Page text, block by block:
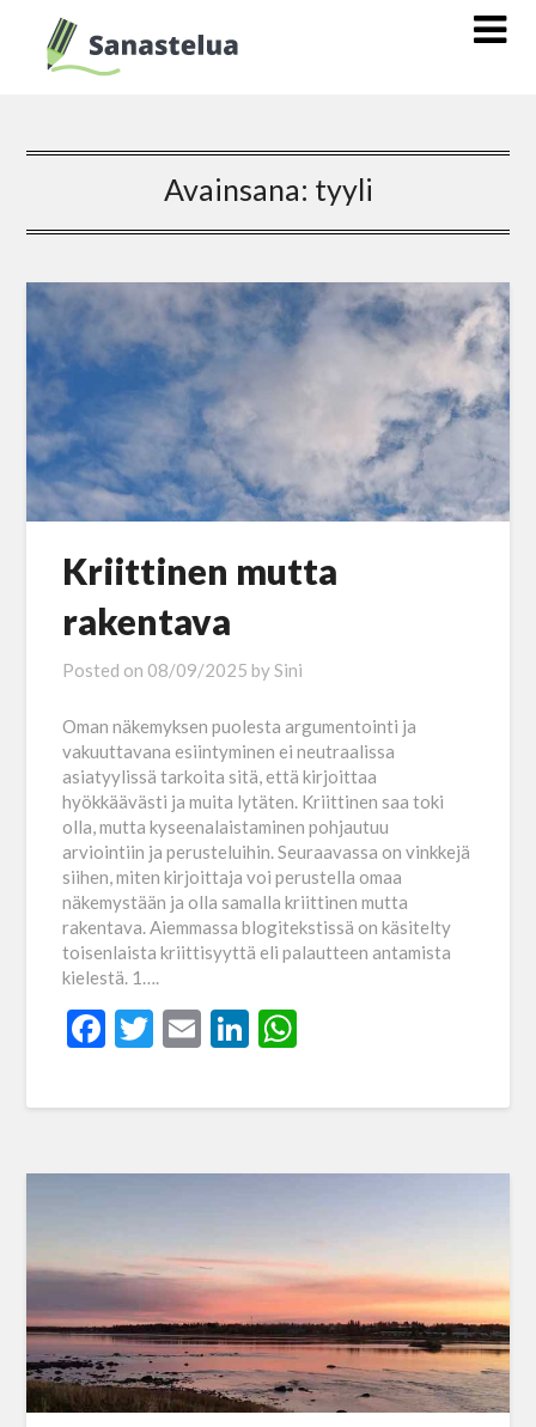
Avainsana: tyyli
Kriittinen mutta
rakentava
Posted on 08/09/2025 bySini
Oman näkemyksen puolesta argumentointi ja
vakuuttavana esiintyminen ei neutraalissa
asiatyylissä tarkoita sitä, että kirjoittaa
hyökkäävästi ja muita lytäten. Kriittinen saa toki
olla, mutta kyseenalaistaminen pohjautuu
arviointiin ja perusteluihin. Seuraavassa on vinkkejä
siihen, miten kirjoittaja voi perustella omaa
näkemystään ja olla samalla kriittinen mutta
rakentava. Aiemmassa blogitekstissä on käsitelty
toisenlaista kriittisyyttä eli palautteen antamista
kielestä. 1….
Facebook
Twitter
EmailLinkedIn